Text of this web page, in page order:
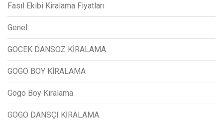
Fasıl Ekibi Kiralama Fiyatları
Genel
GÖCEK DANSÖZ KİRALAMA
GOGO BOY KİRALAMA
Gogo Boy Kiralama
GOGO DANSÇI KİRALAMA